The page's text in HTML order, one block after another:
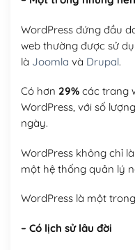
WordPress đứng đầu
web thường được sử
là Joomla và Drupal.
Có hơn 29%các trang
WordPress, với số
ngày.
WordPress không chỉ
một hệ thống quản lý
WordPress là một
– Có lịch sử lâu đời